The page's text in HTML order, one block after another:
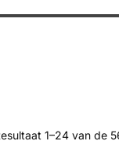
1–24 van de